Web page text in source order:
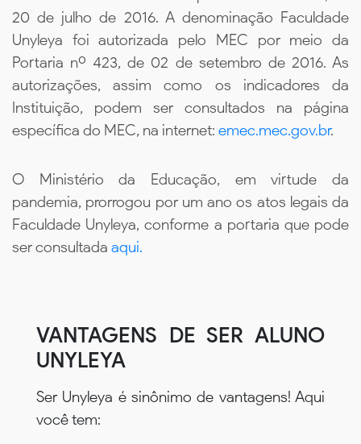
20 de julho de 2016. A denominação Faculdade
Unyleya foi autorizada pelo MEC por meio da
Portaria nº 423, de 02 de setembro de 2016. As
autorizações, assim como os indicadores da
Instituição, podem ser consultados na página
específica do MEC, na internet: emec.mec.gov.br.
O Ministério da Educação, em virtude da
pandemia, prorrogou por um ano os atos legais da
Faculdade Unyleya, conforme a portaria que pode
ser consultada aqui.
VANTAGENS DE SER ALUNO
UNYLEYA
Ser Unyleya é sinônimo de vantagens! Aqui
você tem: